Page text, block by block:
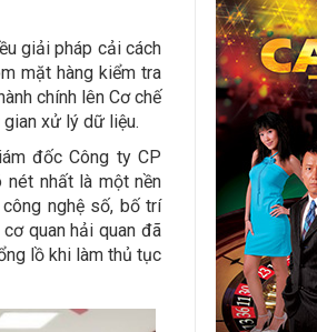
giải pháp cải cách
mặt hàng kiểm tra
chính lên Cơ chế
xử lý dữ liệu.
đốc Công ty CP
nét nhất là một nền
nghệ số, bố trí
quan hải quan đã
lồ khi làm thủ tục